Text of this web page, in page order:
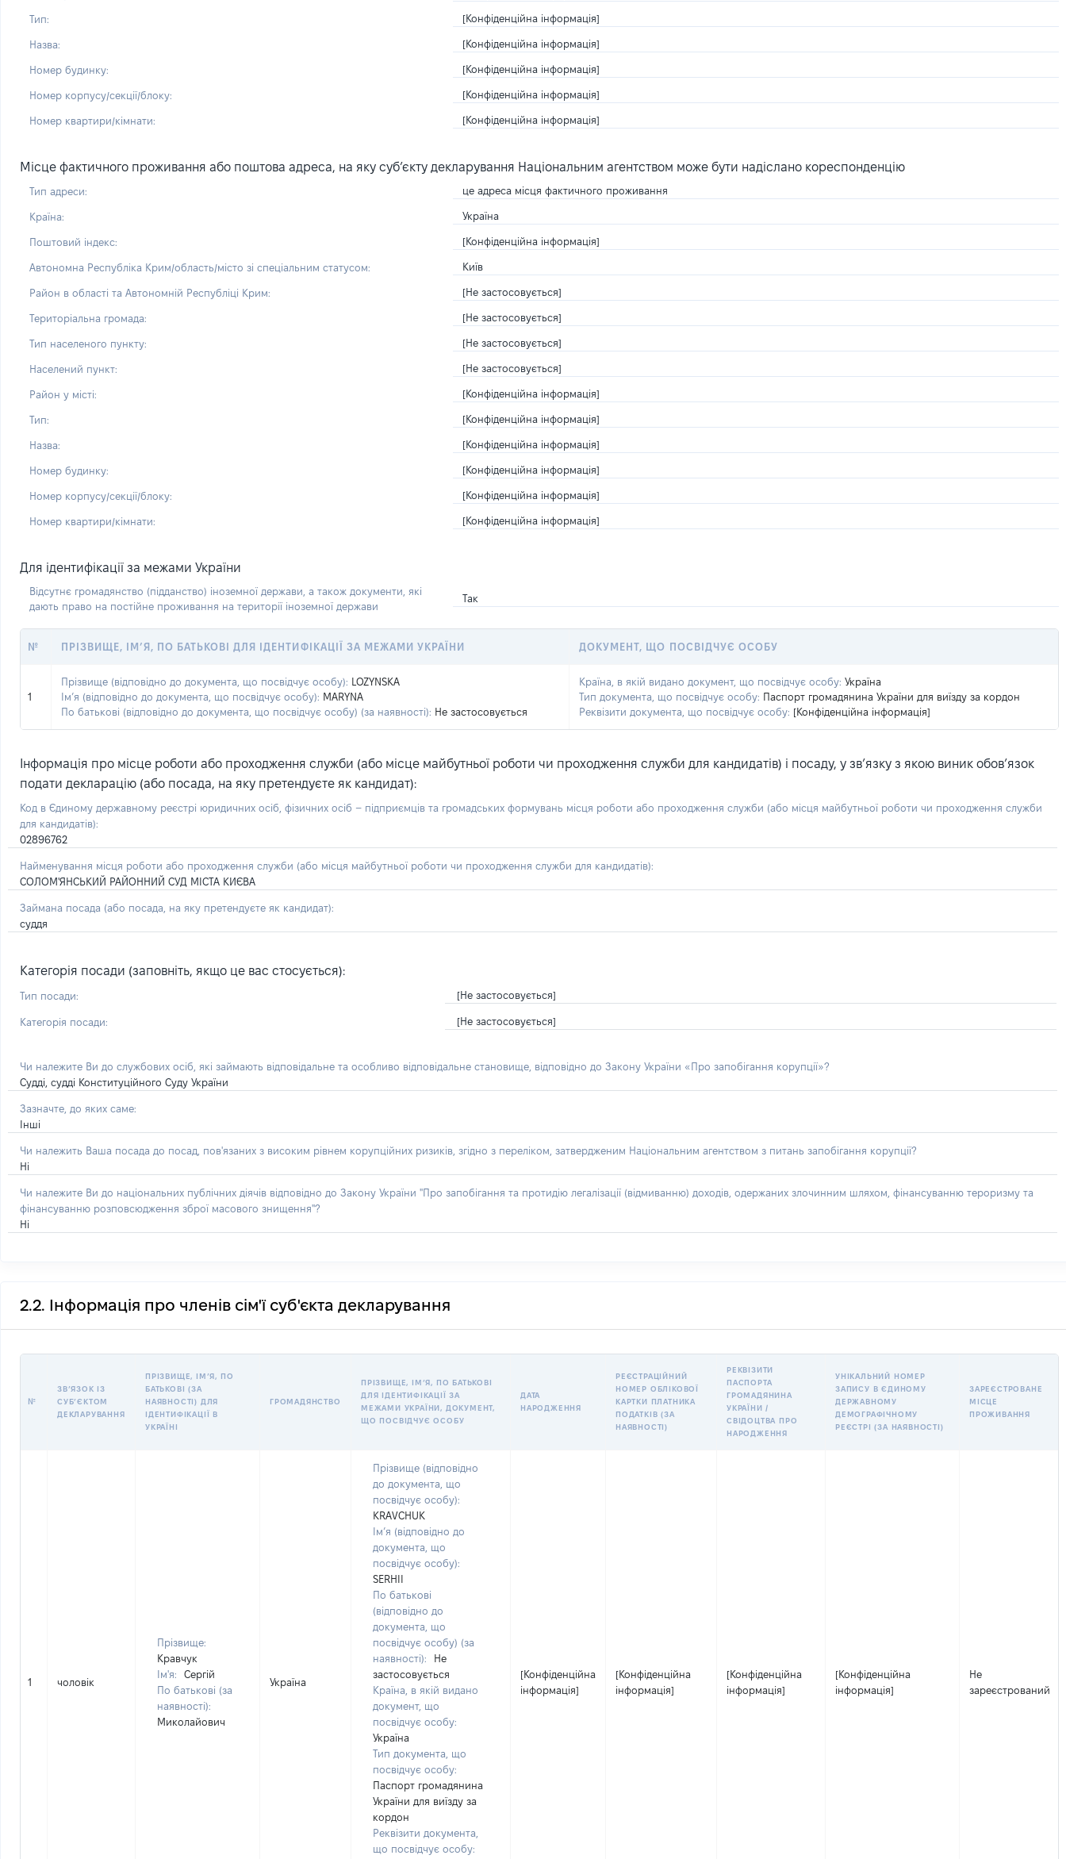
Тип: [Конфіденційна інформація]
Назва: [Конфіденційна інформація]
Номер будинку: [Конфіденційна інформація]
Номер корпусу/секції/блоку: [Конфіденційна інформація]
Номер квартири/кімнати: [Конфіденційна інформація]
Місце фактичного проживання або поштова адреса, на яку суб’єкту декларування Національним агентством може бути надіслано кореспонденцію
Тип адреси: це адреса місця фактичного проживання
Країна: Україна
Поштовий індекс: [Конфіденційна інформація]
Автономна Республіка Крим/область/місто зі спеціальним статусом: Київ
Район в області та Автономній Республіці Крим: [Не застосовується]
Територіальна громада: [Не застосовується]
Тип населеного пункту: [Не застосовується]
Населений пункт: [Не застосовується]
Район у місті: [Конфіденційна інформація]
Тип: [Конфіденційна інформація]
Назва: [Конфіденційна інформація]
Номер будинку: [Конфіденційна інформація]
Номер корпусу/секції/блоку: [Конфіденційна інформація]
Номер квартири/кімнати: [Конфіденційна інформація]
Для ідентифікації за межами України
Відсутнє громадянство (підданство) іноземної держави, а також документи, які
дають право на постійне проживання на території іноземної держави
Так
№ ПРІЗВИЩЕ, ІМ’Я, ПО БАТЬКОВІ ДЛЯ ІДЕНТИФІКАЦІЇ ЗА МЕЖАМИ УКРАЇНИ ДОКУМЕНТ, ЩО ПОСВІДЧУЄ ОСОБУ
1
Прізвище (відповідно до документа, що посвідчує особу):
LOZYNSKA
Ім’я (відповідно до документа, що посвідчує особу): MARYNA
По батькові (відповідно до документа, що посвідчує особу) (за наявності): Не застосовується
Країна, в якій видано документ, що посвідчує особу: Україна
Тип документа, що посвідчує особу: Паспорт громадянина України для виїзду за кордон
Реквізити документа, що посвідчує особу: [Конфіденційна інформація]
Інформація про місце роботи або проходження служби (або місце майбутньої роботи чи проходження служби для кандидатів) і посаду, у зв’язку з якою виник обов’язок
подати декларацію (або посада, на яку претендуєте як кандидат):
Код в Єдиному державному реєстрі юридичних осіб, фізичних осіб – підприємців та громадських формувань місця роботи або проходження служби (або місця майбутньої роботи чи проходження служби
для кандидатів):
02896762
Найменування місця роботи або проходження служби (або місця майбутньої роботи чи проходження служби для кандидатів):
СОЛОМ'ЯНСЬКИЙ РАЙОННИЙ СУД МІСТА КИЄВА
Займана посада (або посада, на яку претендуєте як кандидат):
суддя
Категорія посади (заповніть, якщо це вас стосується):
Тип посади: [Не застосовується]
Категорія посади: [Не застосовується]
Чи належите Ви до службових осіб, які займають відповідальне та особливо відповідальне становище, відповідно до Закону України «Про запобігання корупції»?
Судді, судді Конституційного Суду України
Зазначте, до яких саме:
Інші
Чи належить Ваша посада до посад, пов'язаних з високим рівнем корупційних ризиків, згідно з переліком, затвердженим Національним агентством з питань запобігання корупції?
Ні
Чи належите Ви до національних публічних діячів відповідно до Закону України "Про запобігання та протидію легалізації (відмиванню) доходів, одержаних злочинним шляхом, фінансуванню тероризму та
фінансуванню розповсюдження зброї масового знищення"?
Ні
2.2. Інформація про членів сім'ї суб'єкта декларування
№
ЗВʼЯЗОК ІЗ
СУБʼЄКТОМ
ДЕКЛАРУВАННЯ
ПРІЗВИЩЕ, ІМʼЯ, ПО
БАТЬКОВІ (ЗА
НАЯВНОСТІ) ДЛЯ
ІДЕНТИФІКАЦІЇ В
УКРАЇНІ
ГРОМАДЯНСТВО
ПРІЗВИЩЕ, ІМʼЯ, ПО БАТЬКОВІ
ДЛЯ ІДЕНТИФІКАЦІЇ ЗА
МЕЖАМИ УКРАЇНИ, ДОКУМЕНТ,
ЩО ПОСВІДЧУЄ ОСОБУ
ДАТА
НАРОДЖЕННЯ
РЕЄСТРАЦІЙНИЙ
НОМЕР ОБЛІКОВОЇ
КАРТКИ ПЛАТНИКА
ПОДАТКІВ (ЗА
НАЯВНОСТІ)
РЕКВІЗИТИ
ПАСПОРТА
ГРОМАДЯНИНА
УКРАЇНИ /
СВІДОЦТВА ПРО
НАРОДЖЕННЯ
УНІКАЛЬНИЙ НОМЕР
ЗАПИСУ В ЄДИНОМУ
ДЕРЖАВНОМУ
ДЕМОГРАФІЧНОМУ
РЕЄСТРІ (ЗА НАЯВНОСТІ)
ЗАРЕЄСТРОВАНЕ
МІСЦЕ
ПРОЖИВАННЯ
1 чоловік
Прізвище:
Кравчук
Ім'я:
Сергій
По батькові (за
наявності):
Миколайович
Україна
Прізвище (відповідно
до документа, що
посвідчує особу):
KRAVCHUK
Ім’я (відповідно до
документа, що
посвідчує особу):
SERHII
По батькові
(відповідно до
документа, що
посвідчує особу) (за
наявності):
Не
застосовується
Країна, в якій видано
документ, що
посвідчує особу:
Україна
Тип документа, що
посвідчує особу:
Паспорт громадянина
України для виїзду за
кордон
Реквізити документа,
що посвідчує особу:
[Конфіденційна
інформація]
[Конфіденційна
інформація]
[Конфіденційна
інформація]
[Конфіденційна
інформація]
Не
зареєстрований